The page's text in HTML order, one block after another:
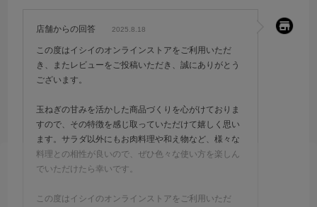
店舗からの回答 2025.8.18
この度はイシイのオンラインストアをご利用いただ
き、またレビューをご投稿いただき、誠にありがとう
ございます。
玉ねぎの甘みを活かした商品づくりを心がけておりま
すので、その特徴を感じ取っていただけて嬉しく思い
ます。サラダ以外にもお肉料理や和え物など、様々な
料理との相性が良いので、ぜひ色々な使い方を楽しん
でいただけたら幸いです。
この度はイシイのオンラインストアをご利用いただ